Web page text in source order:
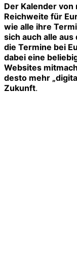
Der Kalender
Reichweite für
wie alle ihre
sich auch alle
die Termine bei
dabei eine
Websites
desto mehr
Zukunft.